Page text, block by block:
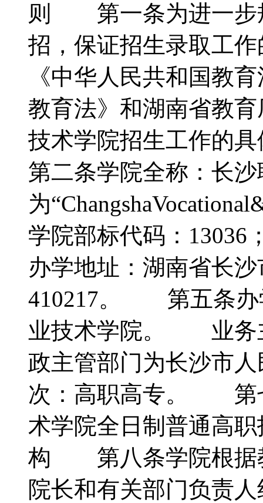
则 第一条为进一步
招，保证招生录取工
《中华人民共和国教
教育法》和湖南省教
技术学院招生工作
第二条学院全称：长
为
学院部标代码：
办学地址：湖南省长
410217。 第五条办
业技术学院。 业务
政主管部门为长沙市
次：高职高专。 第
术学院全日制普通高
构 第八条学院根据
院长和有关部门负责